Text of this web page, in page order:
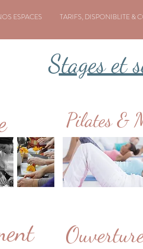
ESPACES TARIFS, DISPONIBLITE &
Stages et
Pilates &